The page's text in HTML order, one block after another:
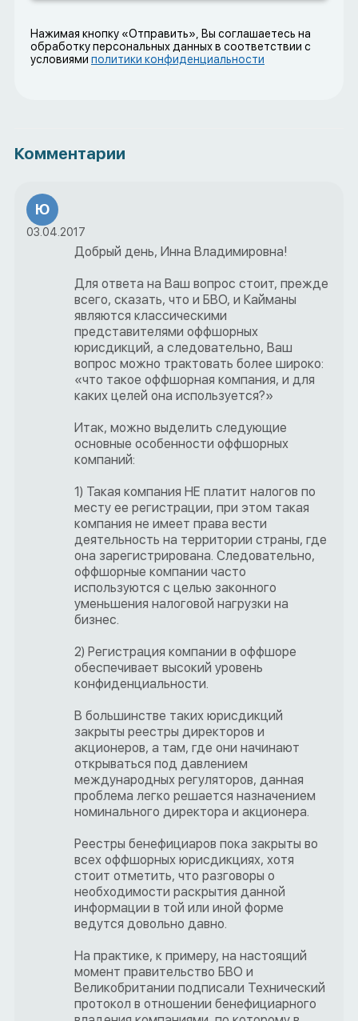
Нажимая кнопку «Отправить», Вы соглашаетесь на
обработку персональных данных в соответствии с
условиями политики конфиденциальности
Комментарии
Ю
03.04.2017
Добрый день, Инна Владимировна!
Для ответа на Ваш вопрос стоит, прежде
всего, сказать, что и БВО, и Кайманы
являются классическими
представителями оффшорных
юрисдикций, а следовательно, Ваш
вопрос можно трактовать более широко:
«что такое оффшорная компания, и для
каких целей она используется?»
Итак, можно выделить следующие
основные особенности оффшорных
компаний:
1) Такая компания НЕ платит налогов по
месту ее регистрации, при этом такая
компания не имеет права вести
деятельность на территории страны, где
она зарегистрирована. Следовательно,
оффшорные компании часто
используются с целью законного
уменьшения налоговой нагрузки на
бизнес.
2) Регистрация компании в оффшоре
обеспечивает высокий уровень
конфиденциальности.
В большинстве таких юрисдикций
закрыты реестры директоров и
акционеров, а там, где они начинают
открываться под давлением
международных регуляторов, данная
проблема легко решается назначением
номинального директора и акционера.
Реестры бенефициаров пока закрыты во
всех оффшорных юрисдикциях, хотя
стоит отметить, что разговоры о
необходимости раскрытия данной
информации в той или иной форме
ведутся довольно давно.
На практике, к примеру, на настоящий
момент правительство БВО и
Великобритании подписали Технический
протокол в отношении бенефициарного